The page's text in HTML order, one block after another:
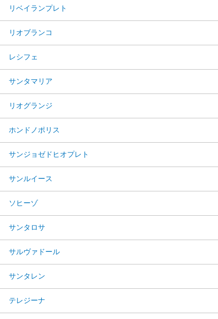
リベイランプレト
リオブランコ
レシフェ
サンタマリア
リオグランジ
ホンドノポリス
サンジョゼドヒオプレト
サンルイース
ソヒーゾ
サンタロサ
サルヴァドール
サンタレン
テレジーナ